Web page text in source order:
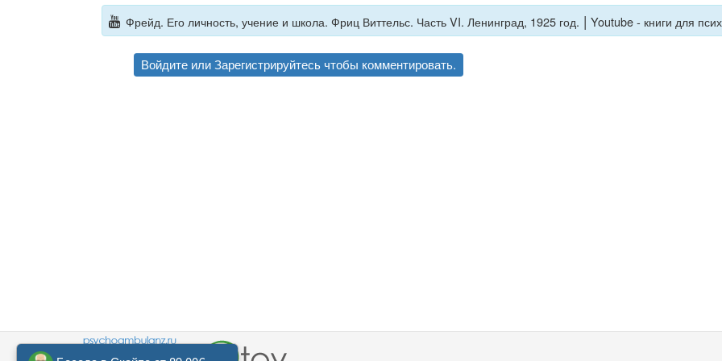
Фрейд. Его личность, учение и школа. Фриц Виттельс. Часть VI. Ленинград, 1925 год. | Youtube - книги для
Войдите илиЗарегистрируйтесь чтобы комментировать.